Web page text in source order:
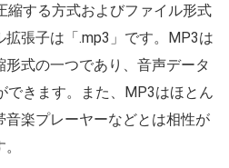
縮する方式およびファイル形式
張子は「.mp3」です。MP3は
式の一つであり、音声データ
できます。また、MP3はほとん
音楽プレーヤーなどとは相性が